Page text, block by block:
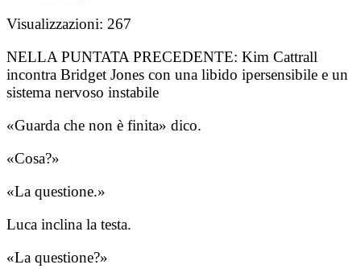
Visualizzazioni: 267
NELLA PUNTATA PRECEDENTE: Kim Cattrall
incontra Bridget Jones con una libido ipersensibile e un
sistema nervoso instabile
«Guarda che non è finita» dico.
«Cosa?»
«La questione.»
Luca inclina la testa.
«La questione?»